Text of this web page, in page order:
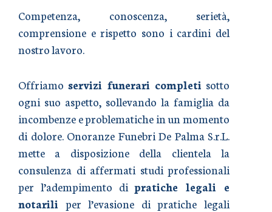
Competenza, conoscenza, serietà,
comprensione e rispetto sono i cardini del
nostro lavoro.
Offriamo servizi funerari completi sotto
ogni suo aspetto, sollevando la famiglia da
incombenze e problematiche in un momento
di dolore. Onoranze Funebri De Palma S.r.L.
mette a disposizione della clientela la
consulenza di affermati studi professionali
per l’adempimento dipratiche legali e
notarili per l’evasione di pratiche legali